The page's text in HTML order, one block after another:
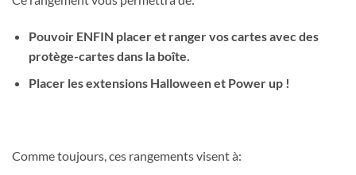
Pouvoir ENFIN placer et ranger vos cartes avec des
protège-cartes dans la boîte.
Placer les extensions Halloween et Power up !
Comme toujours, ces rangements visent à: